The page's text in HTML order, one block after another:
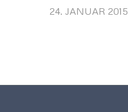
24. JANUAR 2015